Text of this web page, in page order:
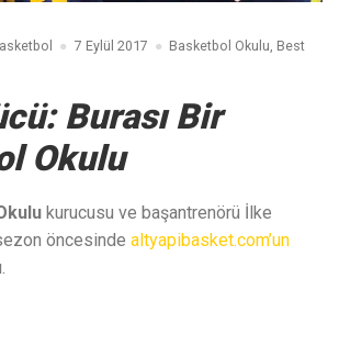
7 Eylül 2017 Basketbol Okulu, Best
Burası Bir
Okulu
kurucusu ve başantrenörü İlke
öncesinde altyapibasket.com’un